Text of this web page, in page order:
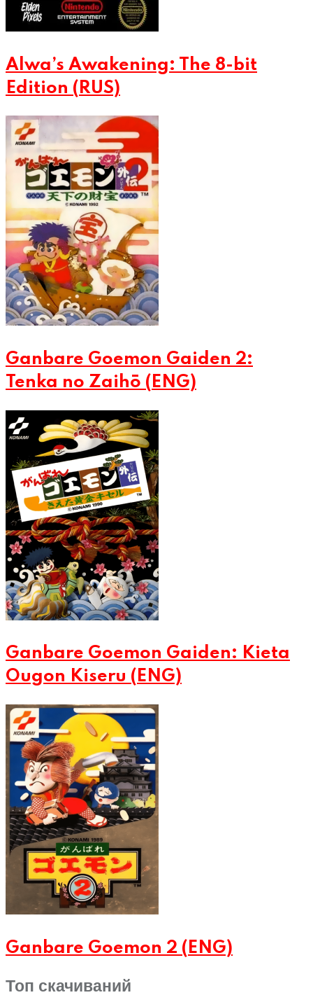
Alwa’s Awakening: The 8-bit
Edition (RUS)
Ganbare Goemon Gaiden 2:
Tenka no Zaihō (ENG)
Ganbare Goemon Gaiden: Kieta
Ougon Kiseru (ENG)
Ganbare Goemon 2 (ENG)
Топ скачиваний